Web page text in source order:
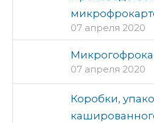
07 апреля 2020
07 апреля 2020
Коробки,